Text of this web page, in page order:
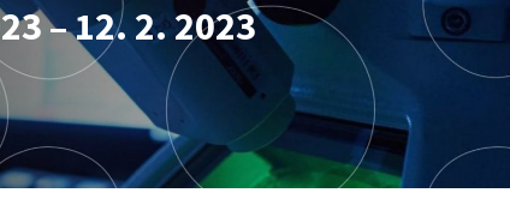
– 12. 2. 2023